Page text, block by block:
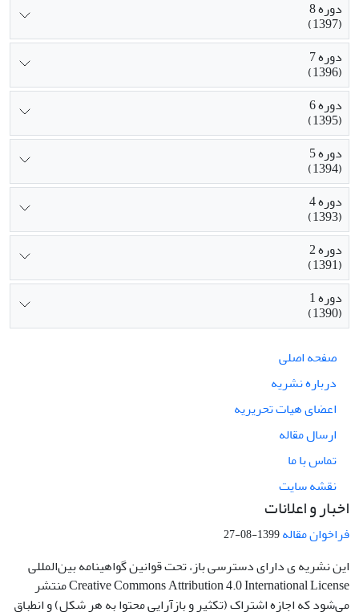
دوره 8
(1397)
دوره 7
(1396)
دوره 6
(1395)
دوره 5
(1394)
دوره 4
(1393)
دوره 2
(1391)
دوره 1
(1390)
صفحه اصلی
درباره نشریه
اعضای هیات تحریریه
ارسال مقاله
تماس با ما
نقشه سایت
اخبار و اعلانات
فراخوان مقاله1399-08-27
این نشریه ی دارای دسترسی باز، تحت قوانین گواهینامه بین‌المللی
Creative Commons Attribution 4.0 International License منتشر
می‌شود که اجازه اشتراک (تکثیر و بازآرایی محتوا به هر شکل) و انطباق